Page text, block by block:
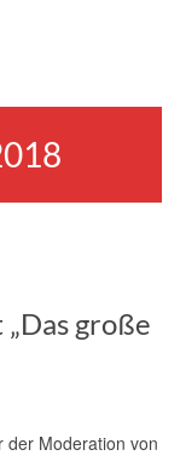
große
der Moderation von